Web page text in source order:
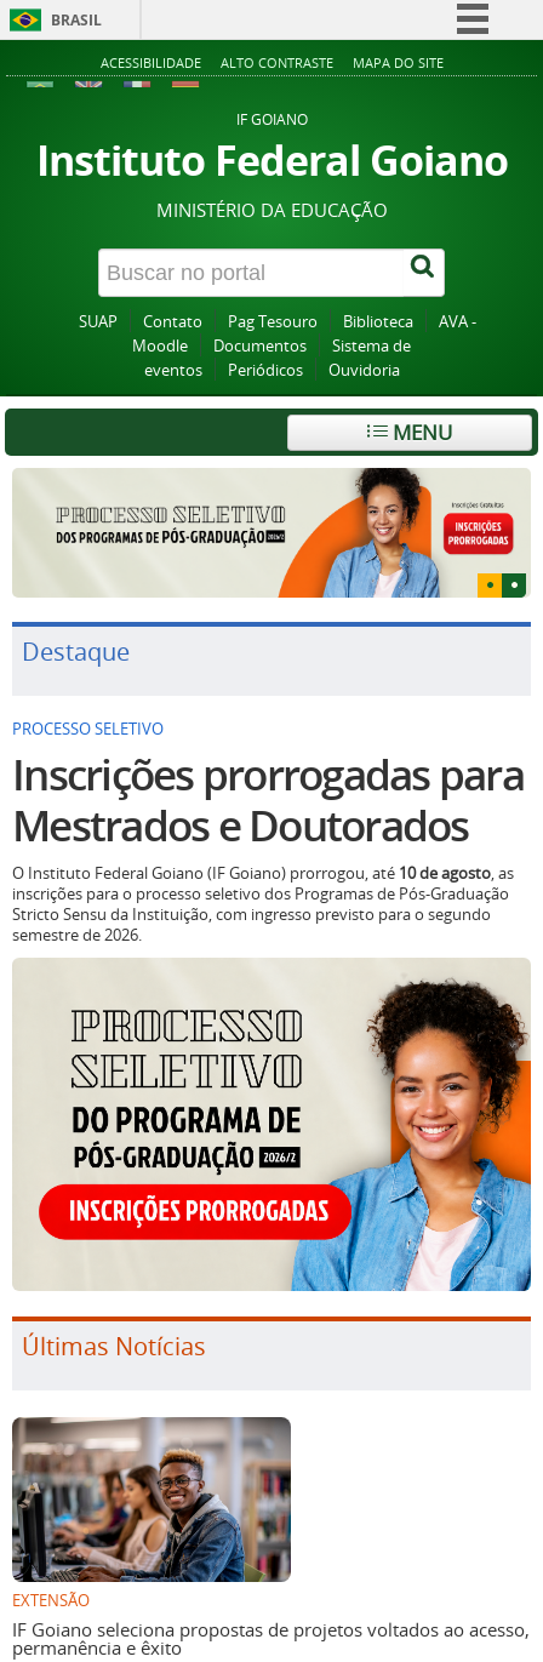
BRASIL
Simplifique!
Acesso à informação
Legislação
Canais
ACESSIBILIDADE ALTO CONTRASTE MAPA DO SITE
IF GOIANO
Instituto Federal Goiano
MINISTÉRIO DA EDUCAÇÃO
SUAP Contato Pag Tesouro Biblioteca
AVA -
Moodle
Documentos
Sistema de
eventos
Periódicos Ouvidoria
MENU
Destaque
PROCESSO SELETIVO
Inscrições prorrogadas para
Mestrados e Doutorados
O Instituto Federal Goiano (IF Goiano) prorrogou, até 10 de agosto, as
inscrições para o processo seletivo dos Programas de Pós-Graduação
Stricto Sensu da Instituição, com ingresso previsto para o segundo
semestre de 2026.
Últimas Notícias
EXTENSÃO
IF Goiano seleciona propostas de projetos voltados ao acesso,
permanência e êxito